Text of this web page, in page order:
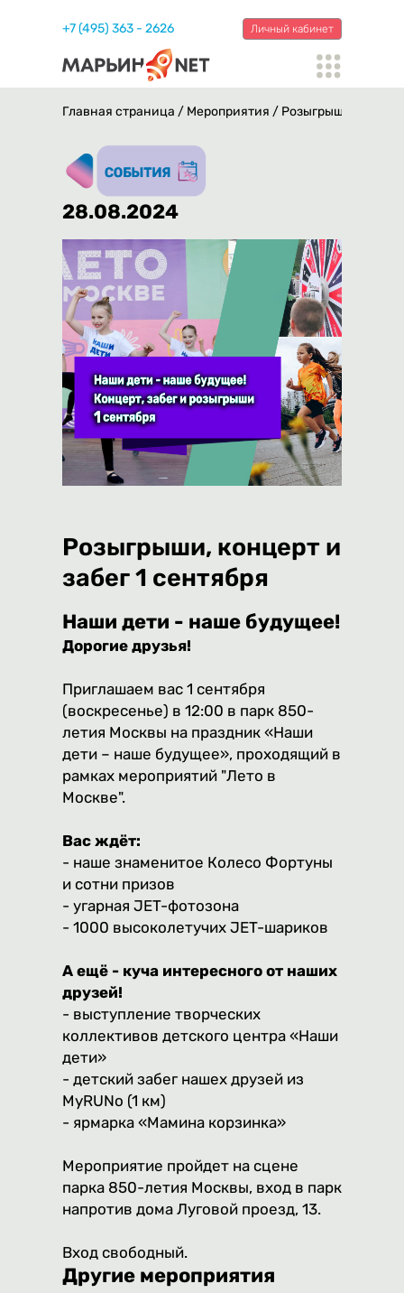
+7 (495) 363 - 2626 Личный кабинет
Главная страница / Мероприятия / Розыгрыши,
28.08.2024
Розыгрыши, концерт и
забег 1 сентября
Наши дети - наше будущее!
Дорогие друзья!
Приглашаем вас 1 сентября
(воскресенье) в 12:00 в парк 850-
летия Москвы на праздник «Наши
дети – наше будущее», проходящий в
рамках мероприятий "Лето в
Москве".
Вас ждёт:
- наше знаменитое Колесо Фортуны
и сотни призов
- угарная JET-фотозона
- 1000 высоколетучих JET-шариков
А ещё - куча интересного от наших
друзей!
- выступление творческих
коллективов детского центра «Наши
дети»
- детский забег нашех друзей из
MyRUNo (1 км)
- ярмарка «Мамина корзинка»
Мероприятие пройдет на сцене
парка 850-летия Москвы, вход в парк
напротив дома Луговой проезд, 13.
Вход свободный.
Другие мероприятия